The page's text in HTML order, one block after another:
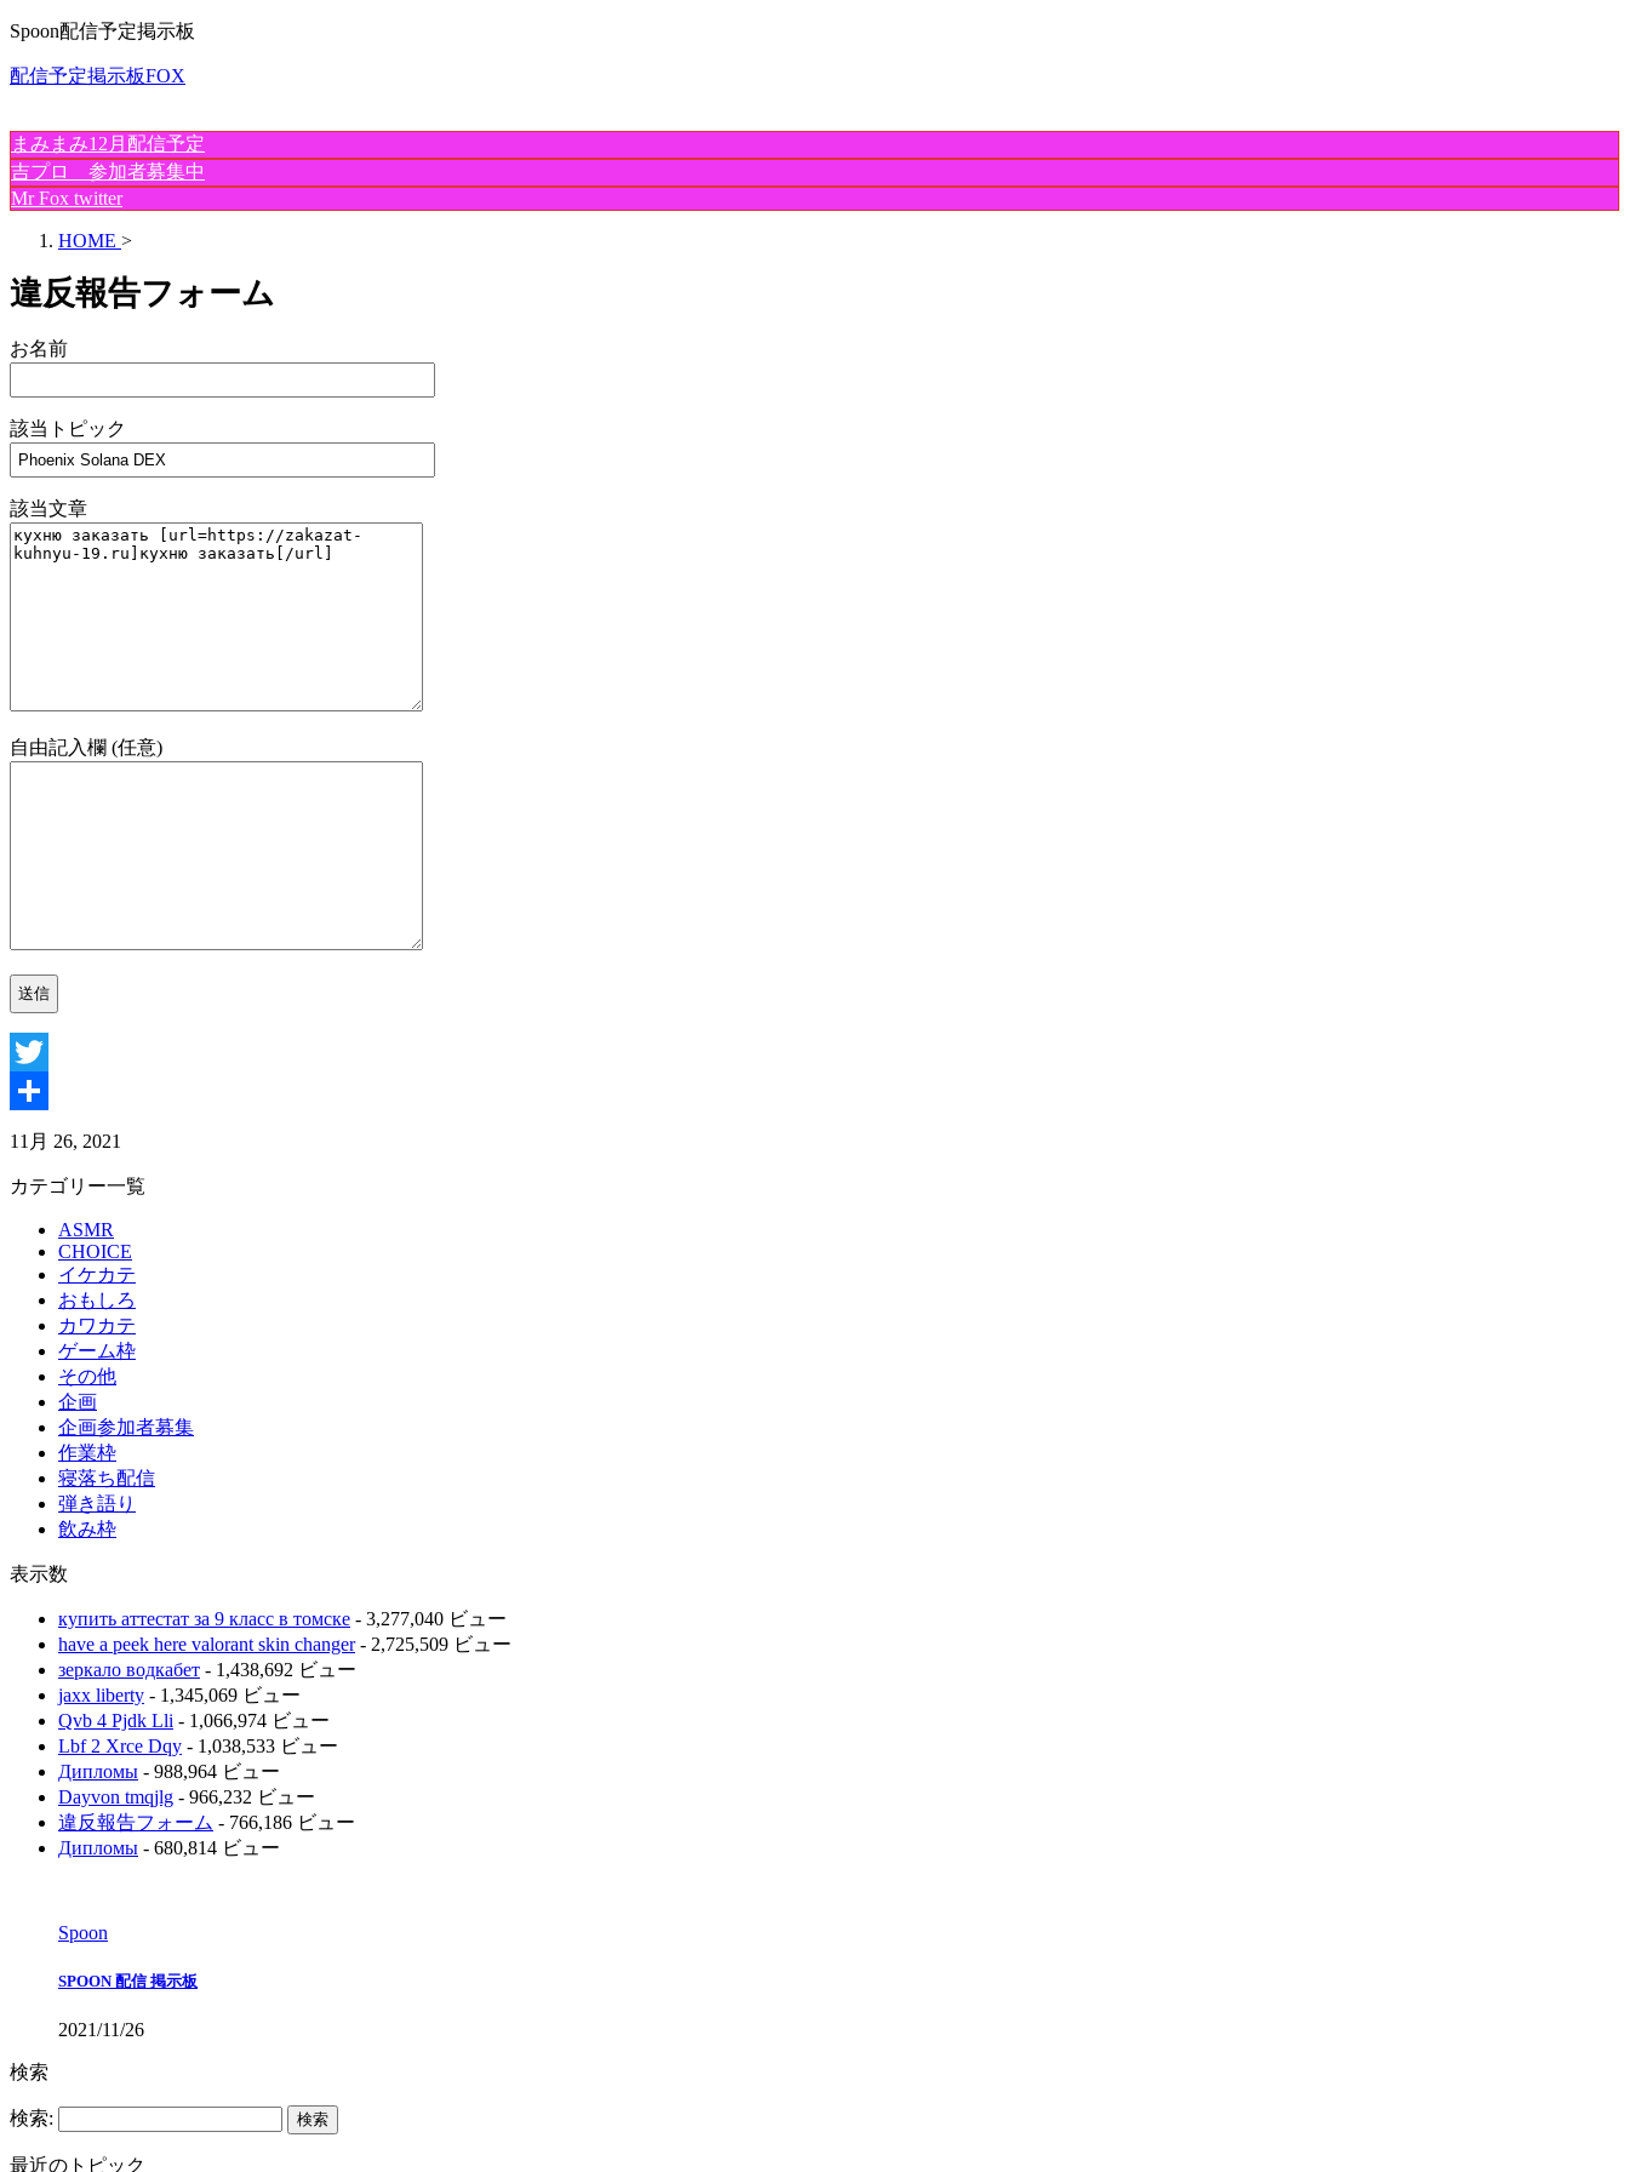
Spoon配信予定掲示板
配信予定掲示板FOX
まみまみ12月配信予定
吉プロ 参加者募集中
Mr Fox twitter
HOME >
違反報告フォーム
お名前
該当トピック
該当文章
自由記入欄 (任意)
Twitter
11月 26, 2021
カテゴリー一覧
ASMR
CHOICE
イケカテ
おもしろ
カワカテ
ゲーム枠
その他
企画
企画参加者募集
作業枠
寝落ち配信
弾き語り
飲み枠
表示数
купить аттестат за 9 класс в томске - 3,277,040 ビュー
have a peek here valorant skin changer- 2,725,509 ビュー
зеркало водкабет - 1,438,692 ビュー
jaxx liberty - 1,345,069 ビュー
Qvb 4 Pjdk Lli - 1,066,974 ビュー
Lbf 2 Xrce Dqy - 1,038,533 ビュー
Дипломы - 988,964 ビュー
Dayvon tmqjlg - 966,232 ビュー
違反報告フォーム - 766,186 ビュー
Дипломы - 680,814 ビュー
Spoon
SPOON 配信 掲示板
2021/11/26
検索
検索:
最近のトピック